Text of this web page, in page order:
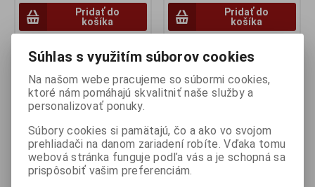
Pridať do
košíka
Pridať do
košíka
Súhlas s využitím súborov cookies
Na našom webe pracujeme so súbormi cookies,
ktoré nám pomáhajú skvalitniť naše služby a
personalizovať ponuky.
Súbory cookies si pamätajú, čo a ako vo svojom
prehliadači na danom zariadení robíte. Vďaka tomu
webová stránka funguje podľa vás a je schopná sa
prispôsobiť vašim preferenciám.